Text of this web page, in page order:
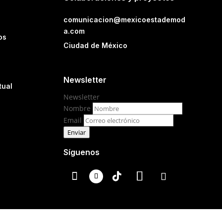
comunicacion@mexicoestademod
a.com
Ciudad de México
Newsletter
Newsletter
Nombre
Email
Enviar
Síguenos